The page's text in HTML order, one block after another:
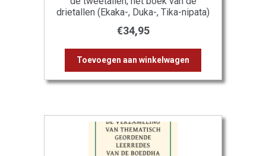
drietallen (Ekaka-, Duka-, Tika-nipata)
€34,95
Toevoegen aan winkelwagen